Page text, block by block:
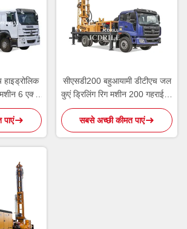
6 एक्स
सीएसडी200 बहुआयामी डीटीएच जल
कुएं ड्रिलिंग रिग मशीन 200 गहराई के
लिए
सबसे अच्छी कीमत पाएं